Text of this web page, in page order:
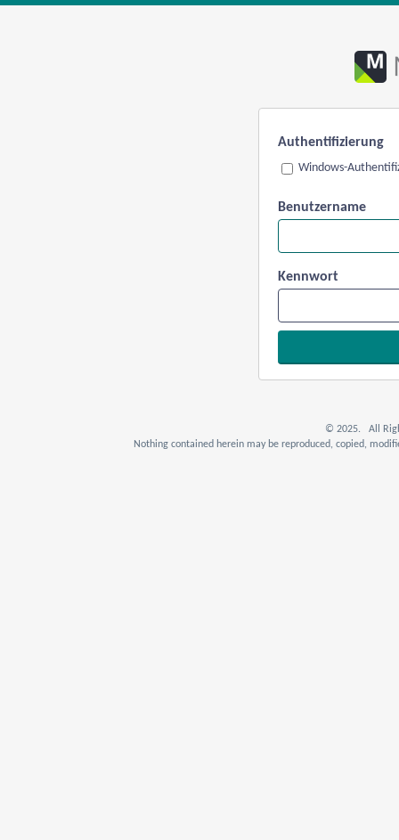
Authentifizierung
Windows-
Benutzername
Kennwort
© 2025. All
Nothing contained herein may be reproduced, copied,